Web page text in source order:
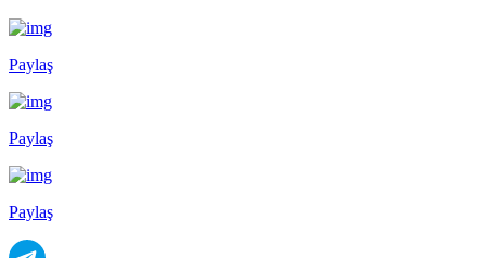
Paylaş
Paylaş
Paylaş